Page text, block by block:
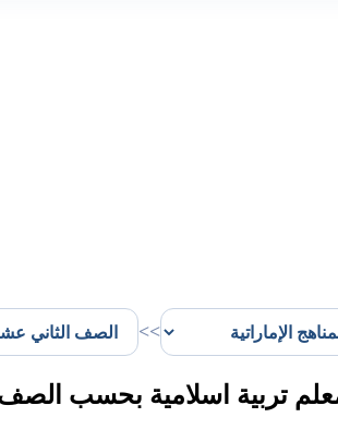
>>
تربية اسلامية بحسب